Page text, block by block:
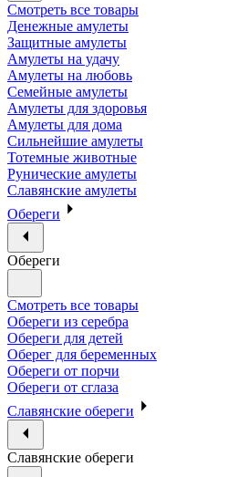
Смотреть все товары
Денежные амулеты
Защитные амулеты
Амулеты на удачу
Амулеты на любовь
Семейные амулеты
Амулеты для здоровья
Амулеты для дома
Сильнейшие амулеты
Тотемные животные
Рунические амулеты
Славянские амулеты
Обереги
Обереги
Смотреть все товары
Обереги из серебра
Обереги для детей
Оберег для беременных
Обереги от порчи
Обереги от сглаза
Славянские обереги
Славянские обереги